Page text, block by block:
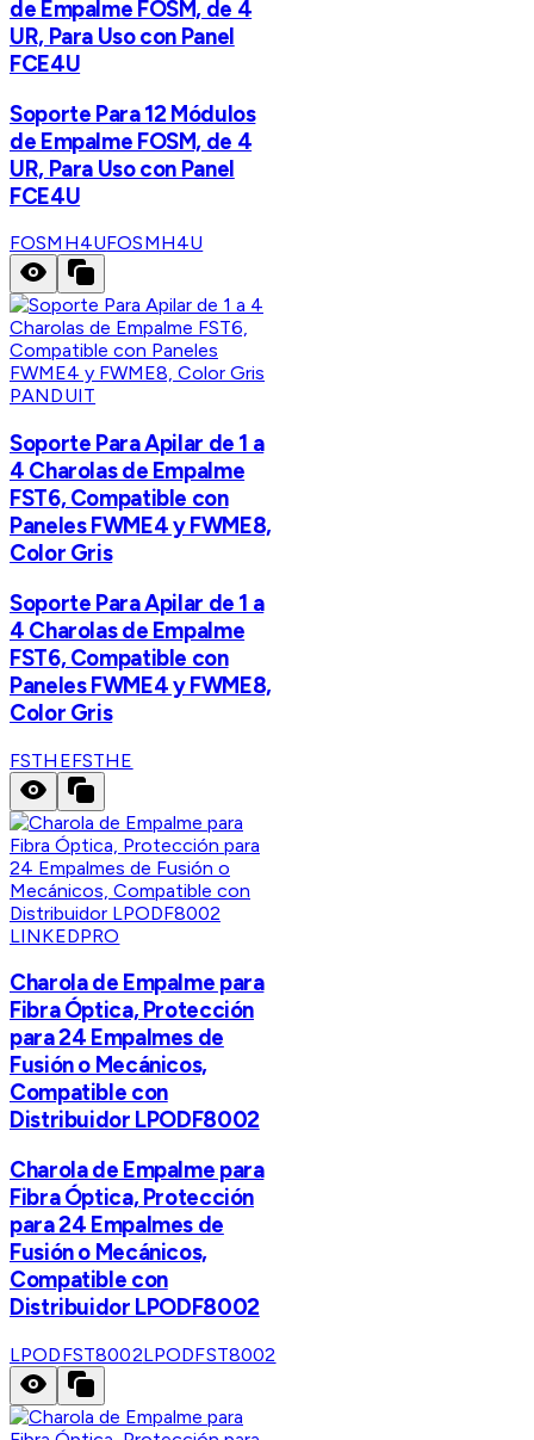
de Empalme FOSM, de 4
UR, Para Uso con Panel
FCE4U
Soporte Para 12 Módulos
de Empalme FOSM, de 4
UR, Para Uso con Panel
FCE4U
FOSMH4UFOSMH4U
PANDUIT
Soporte Para Apilar de 1 a
4 Charolas de Empalme
FST6, Compatible con
Paneles FWME4 y FWME8,
Color Gris
Soporte Para Apilar de 1 a
4 Charolas de Empalme
FST6, Compatible con
Paneles FWME4 y FWME8,
Color Gris
FSTHEFSTHE
LINKEDPRO
Charola de Empalme para
Fibra Óptica, Protección
para 24 Empalmes de
Fusión o Mecánicos,
Compatible con
Distribuidor LPODF8002
Charola de Empalme para
Fibra Óptica, Protección
para 24 Empalmes de
Fusión o Mecánicos,
Compatible con
Distribuidor LPODF8002
LPODFST8002LPODFST8002